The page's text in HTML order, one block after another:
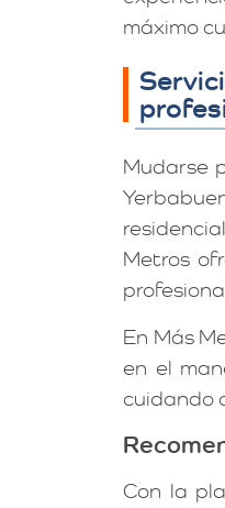
máximo
Mudarse
Metros
En Más
en el
cuidando
Con la